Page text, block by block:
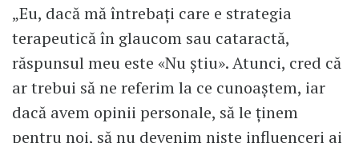
„Eu, dacă mă întrebați care e strategia
terapeutică în glaucom sau cataractă,
răspunsul meu este «Nu știu». Atunci, cred că
ar trebui să ne referim la ce cunoaștem, iar
dacă avem opinii personale, să le ținem
pentru noi, să nu devenim niște influenceri ai